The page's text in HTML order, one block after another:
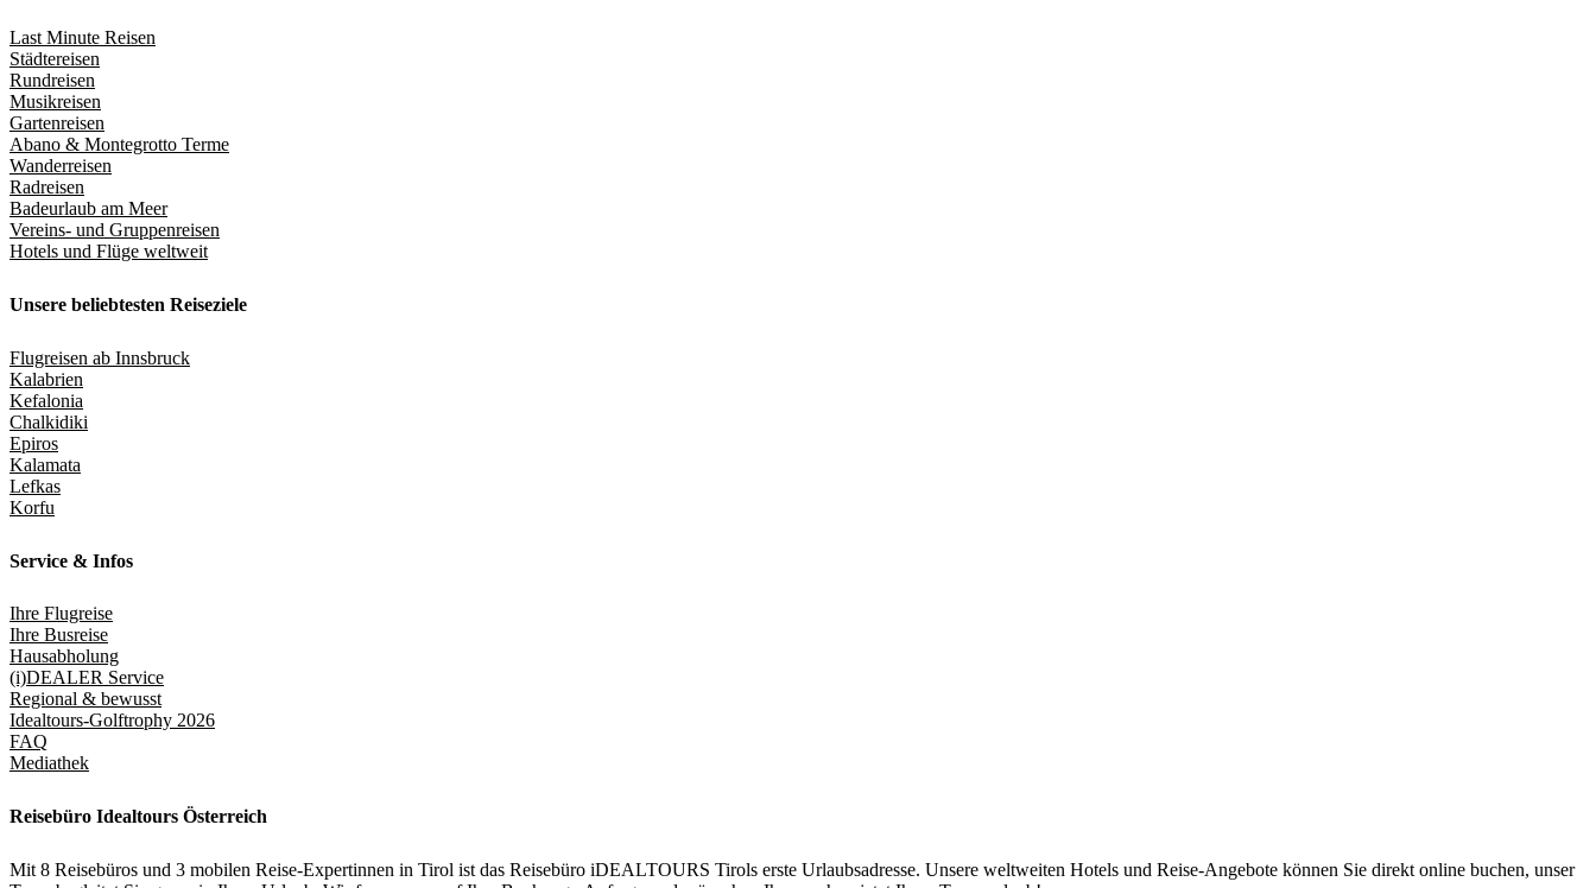
Last Minute Reisen
Städtereisen
Rundreisen
Musikreisen
Gartenreisen
Abano & Montegrotto Terme
Wanderreisen
Radreisen
Badeurlaub am Meer
Vereins- und Gruppenreisen
Hotels und Flüge weltweit
Unsere beliebtesten Reiseziele
Flugreisen ab Innsbruck
Kalabrien
Kefalonia
Chalkidiki
Epiros
Kalamata
Lefkas
Korfu
Service & Infos
Ihre Flugreise
Ihre Busreise
Hausabholung
(i)DEALER Service
Regional & bewusst
Idealtours-Golftrophy 2026
FAQ
Mediathek
Reisebüro Idealtours Österreich
Mit 8 Reisebüros und 3 mobilen Reise-Expertinnen in Tirol ist das Reisebüro iDEALTOURS Tirols erste Urlaubsadresse. Unsere weltweiten Hotels und Reise-Angebote können Sie direkt online buchen, unser